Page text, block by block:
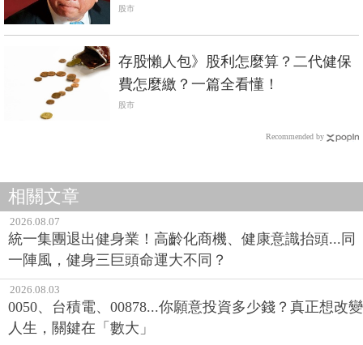
王
股市
存股懶人包》股利怎麼算？二代健保
費怎麼繳？一篇全看懂！
股市
Recommended by
相關文章
2026.08.07
統一集團退出健身業！高齡化商機、健康意識抬頭...同
一陣風，健身三巨頭命運大不同？
2026.08.03
0050、台積電、00878...你願意投資多少錢？真正想改變
人生，關鍵在「數大」